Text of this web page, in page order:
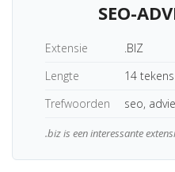
SEO-
Extensie
.BIZ
Lengte
14 tekens
Trefwoorden
seo,
.biz is een interessante